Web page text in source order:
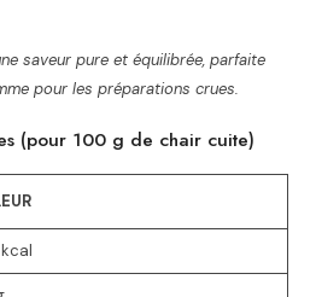
saveur pure et équilibrée, parfaite
pour les préparations crues.
(pour 100 g de chair cuite)